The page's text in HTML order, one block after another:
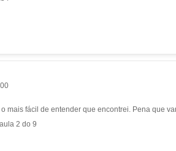
mais fácil de entender que encontrei. Pena que
2 do 9